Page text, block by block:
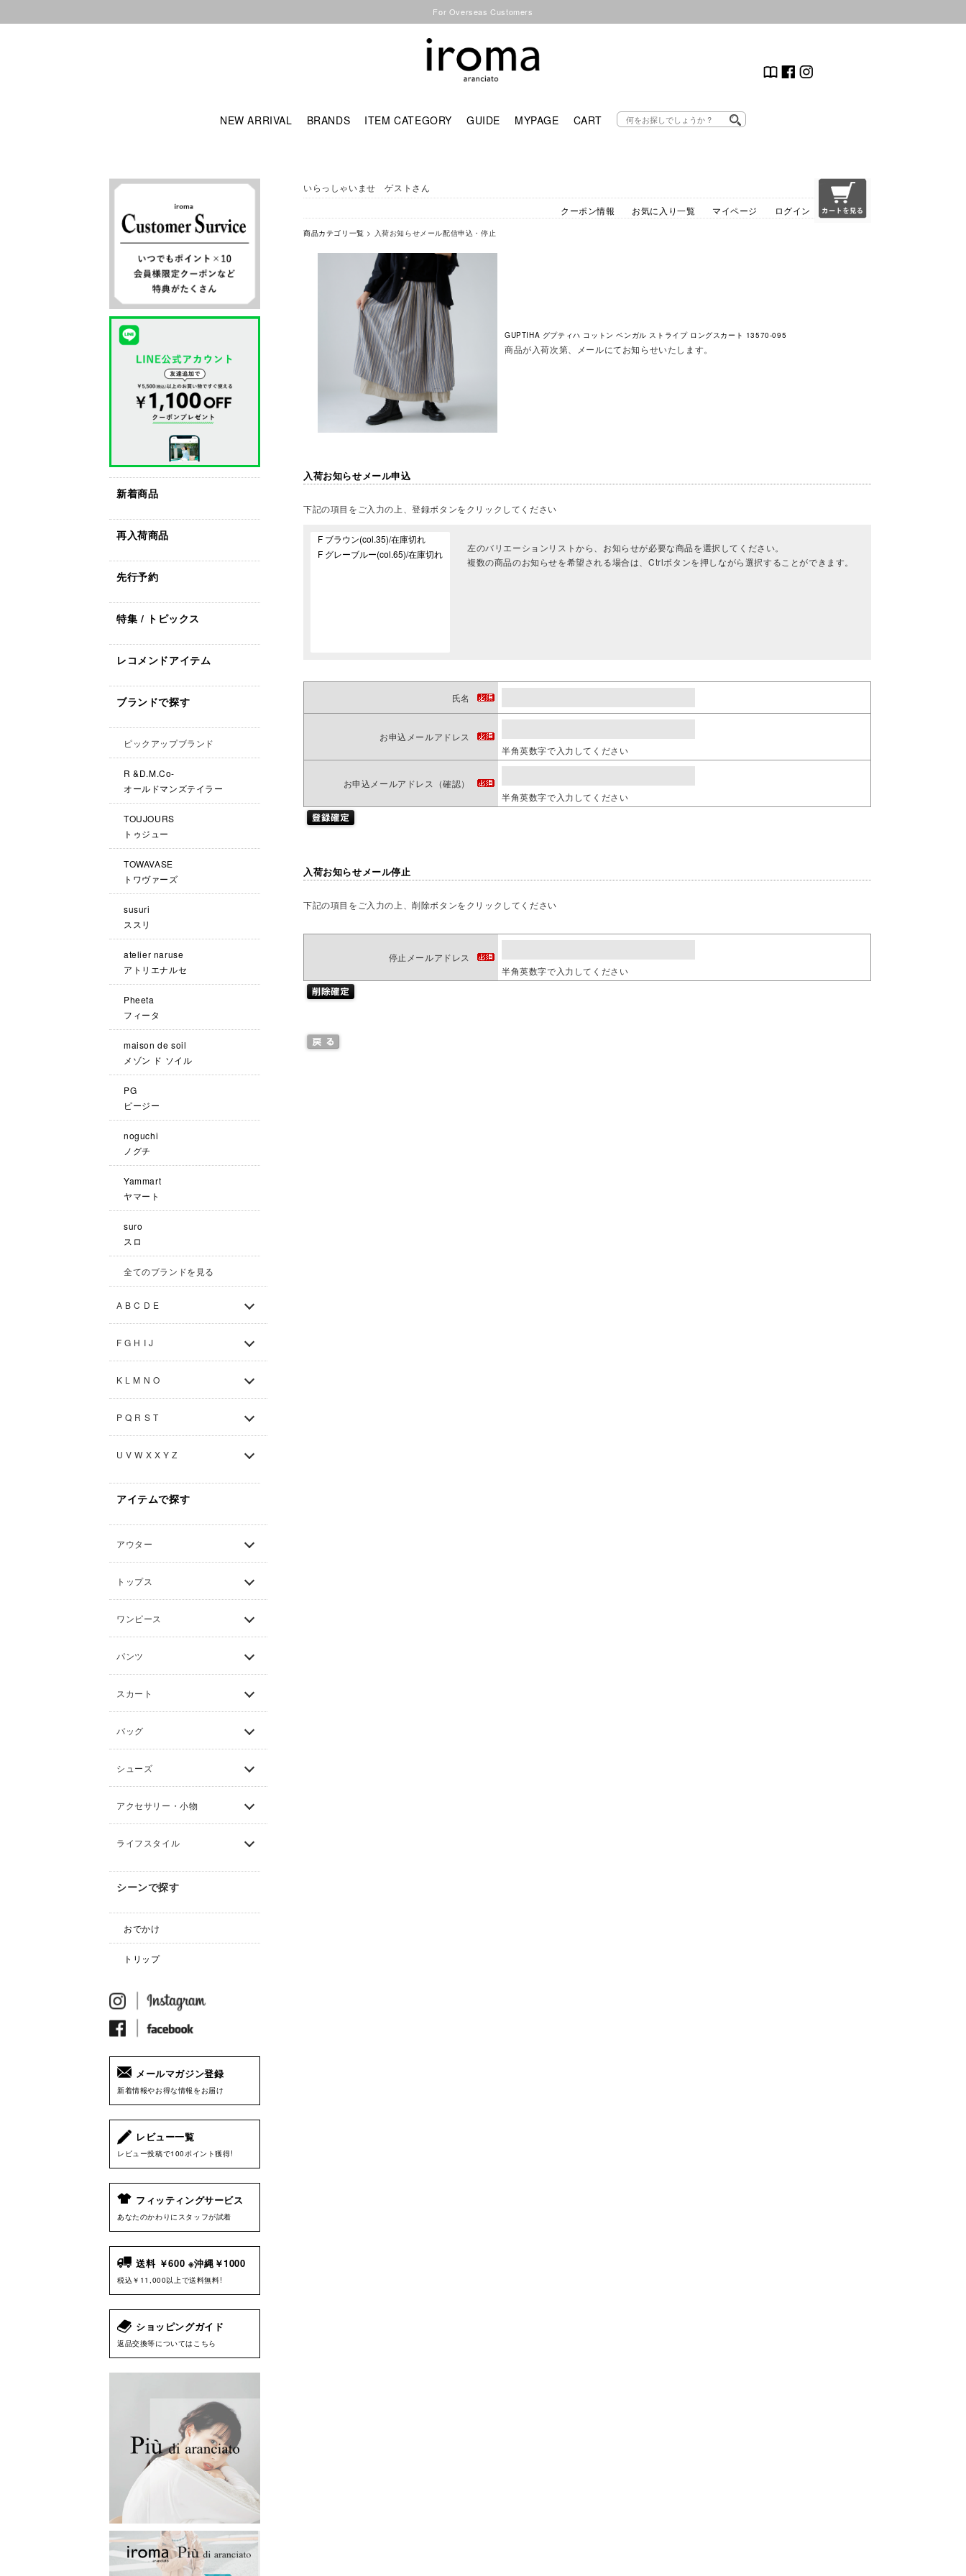
For Overseas Customers
NEW ARRIVAL BRANDS ITEM CATEGORY GUIDE MYPAGE CART
新着商品
再入荷商品
先行予約
特集 / トピックス
レコメンドアイテム
ブランドで探す
ピックアップブランド
R &D.M.Co-
オールドマンズテイラー
TOUJOURS
トゥジュー
TOWAVASE
トワヴァーズ
susuri
ススリ
atelier naruse
アトリエナルセ
Pheeta
フィータ
maison de soil
メゾン ド ソイル
PG
ピージー
noguchi
ノグチ
Yammart
ヤマート
suro
スロ
全てのブランドを見る
A B C D E
F G H I J
K L M N O
P Q R S T
U V W X X Y Z
アイテムで探す
アウター
トップス
ワンピース
パンツ
スカート
バッグ
シューズ
アクセサリー・小物
ライフスタイル
シーンで探す
おでかけ
トリップ
メールマガジン登録
新着情報やお得な情報をお届け
レビュー一覧
レビュー投稿で100ポイント獲得!
フィッティングサービス
あなたのかわりにスタッフが試着
送料 ￥600 ※沖縄￥1000
税込￥11,000以上で送料無料!
ショッピングガイド
返品交換等についてはこちら
いらっしゃいませ ゲストさん
クーポン情報
お気に入り一覧 マイページ ログイン
商品カテゴリ一覧 > 入荷お知らせメール配信申込・停止
GUPTIHA グプティハ コットン ベンガル ストライプ ロングスカート 13570-095
商品が入荷次第、メールにてお知らせいたします。
入荷お知らせメール申込
下記の項目をご入力の上、登録ボタンをクリックしてください
左のバリエーションリストから、お知らせが必要な商品を選択してください。
複数の商品のお知らせを希望される場合は、Ctrlボタンを押しながら選択することができます。
氏名
お申込メールアドレス
半角英数字で入力してください
お申込メールアドレス（確認）
半角英数字で入力してください
入荷お知らせメール停止
下記の項目をご入力の上、削除ボタンをクリックしてください
停止メールアドレス
半角英数字で入力してください